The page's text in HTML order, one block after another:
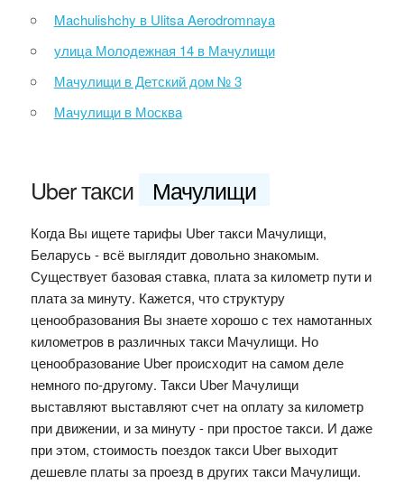
Machulishchy в Ulitsa Aerodromnaya
улица Молодежная 14 в Мачулищи
Мачулищи в Детский дом № 3
Мачулищи в Москва
Uber такси Мачулищи
Когда Вы ищете тарифы Uber такси Мачулищи,
Беларусь - всё выглядит довольно знакомым.
Существует базовая ставка, плата за километр пути и
плата за минуту. Кажется, что структуру
ценообразования Вы знаете хорошо с тех намотанных
километров в различных такси Мачулищи. Но
ценообразование Uber происходит на самом деле
немного по-другому. Такси Uber Мачулищи
выставляют выставляют счет на оплату за километр
при движении, и за минуту - при простое такси. И даже
при этом, стоимость поездок такси Uber выходит
дешевле платы за проезд в других такси Мачулищи.